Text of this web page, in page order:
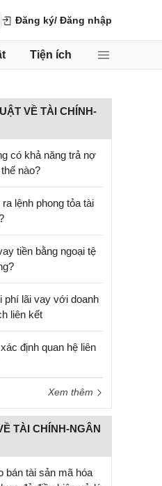
Đăng ký/ Đăng nhập
Tiện ích
VỀ TÀI CHÍNH-
có khả năng trả nợ
nào?
lệnh phong tỏa tài
tiền bằng ngoại tệ
phí lãi vay với doanh
liên kết
định quan hệ liên
Xem thêm
TÀI CHÍNH-NGÂN
bán tài sản mã hóa